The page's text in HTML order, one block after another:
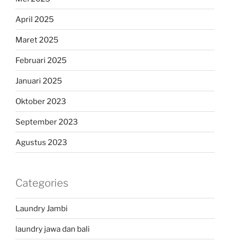
April 2025
Maret 2025
Februari 2025
Januari 2025
Oktober 2023
September 2023
Agustus 2023
Categories
Laundry Jambi
laundry jawa dan bali